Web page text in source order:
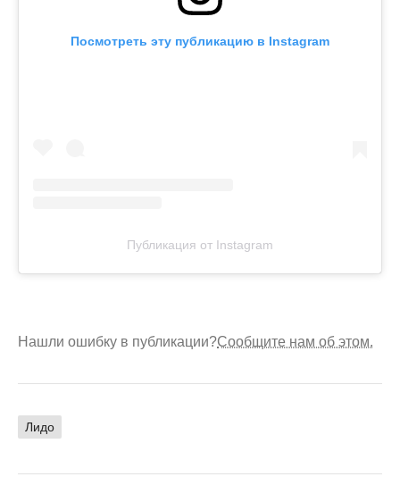
Посмотреть эту публикацию в Instagram
Публикация от Instagram
Нашли ошибку в публикации?Сообщите нам об этом.
Лидо